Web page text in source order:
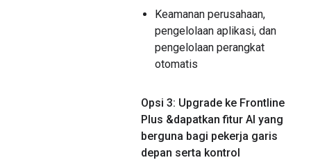
Keamanan perusahaan,
pengelolaan aplikasi, dan
pengelolaan perangkat
otomatis
Opsi 3: Upgrade ke Frontline
Plus &dapatkan fitur AI yang
berguna bagi pekerja garis
depan serta kontrol